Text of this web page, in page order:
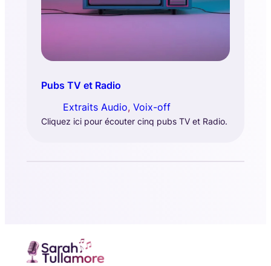
Pubs TV et Radio
Extraits Audio, Voix-off
Cliquez ici pour écouter cinq pubs TV et Radio.